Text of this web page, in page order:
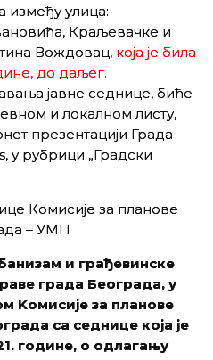
између улица:
Краљевачке и
Вождовац, која је била
до даљег.
јавне седнице, биће
и локалном листу,
презентацији Града
у рубрици „Градски
Комисије за планове
– УМП
и грађевинске
града Београда, у
Kомисије за планове
са седнице која је
године, о одлагању